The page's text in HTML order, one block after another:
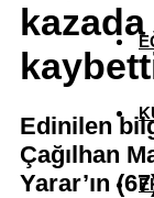
kazada
Edinilen
Çağılhan
Yarar’ın